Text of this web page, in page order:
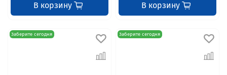
В корзину В корзину
Заберите сегодня Заберите сегодня